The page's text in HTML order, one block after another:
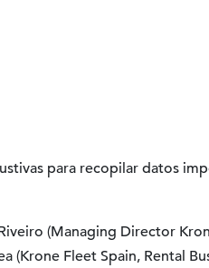
para recopilar datos
(Managing Director
(Krone Fleet Spain, Rental